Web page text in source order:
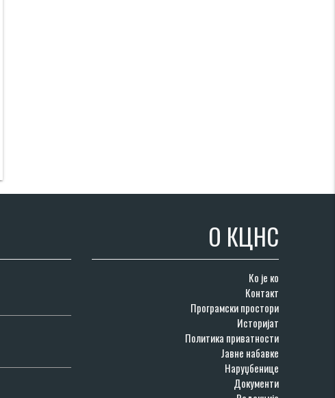
О КЦНС
Ко је ко
Контакт
Програмски простори
Историјат
Политика приватности
Јавне набавке
Наруџбенице
Документи